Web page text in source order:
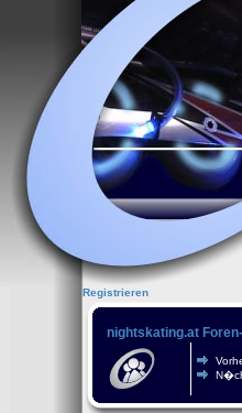
Registrieren
nightskating.at